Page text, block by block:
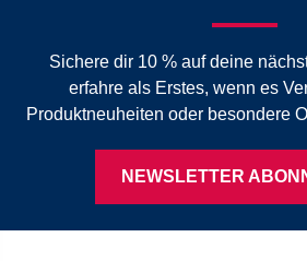
Sichere dir 10 % auf deine
erfahre als Erstes, wenn es
Produktneuheiten oder besondere
NEWSLETTER